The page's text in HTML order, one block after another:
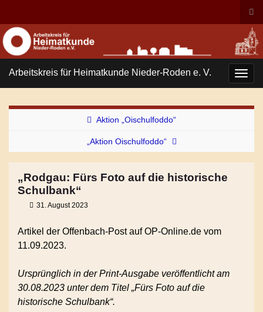
Search for:
Arbeitskreis für Heimatkunde Nieder-Roden e. V.
Aktion „Oischulfoddo“
„Aktion Oischulfoddo“
„Rodgau: Fürs Foto auf die historische
Schulbank“
31. August 2023
Artikel der Offenbach-Post auf OP-Online.de vom
11.09.2023.
Ursprünglich in der Print-Ausgabe veröffentlicht am
30.08.2023 unter dem Titel „Fürs Foto auf die
historische Schulbank“.